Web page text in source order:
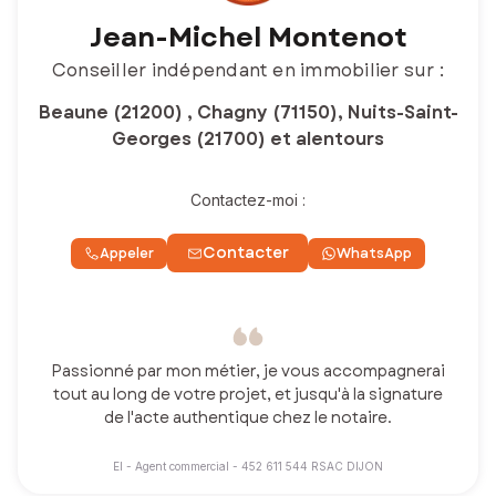
Jean-Michel Montenot
Conseiller indépendant en immobilier sur :
Beaune (21200) , Chagny (71150), Nuits-Saint-
Georges (21700) et alentours
Contactez-moi :
Appeler Contacter WhatsApp
Passionné par mon métier, je vous accompagnerai
tout au long de votre projet, et jusqu'à la signature
de l'acte authentique chez le notaire.
EI - Agent commercial - 452 611 544 RSAC DIJON